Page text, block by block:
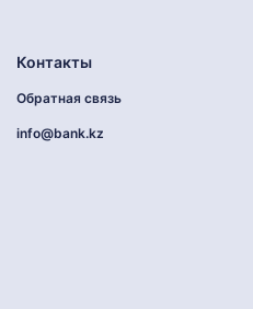
Контакты
Обратная связь
info@bank.kz